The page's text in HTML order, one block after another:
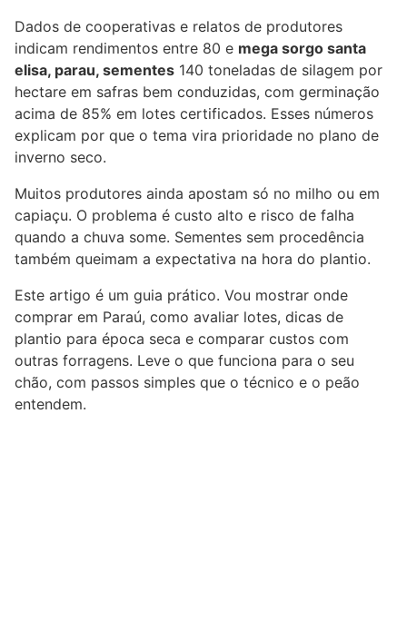
Dados de cooperativas e relatos de produtores
indicam rendimentos entre 80 e mega sorgo santa
elisa, parau, sementes 140 toneladas de silagem por
hectare em safras bem conduzidas, com germinação
acima de 85% em lotes certificados. Esses números
explicam por que o tema vira prioridade no plano de
inverno seco.
Muitos produtores ainda apostam só no milho ou em
capiaçu. O problema é custo alto e risco de falha
quando a chuva some. Sementes sem procedência
também queimam a expectativa na hora do plantio.
Este artigo é um guia prático. Vou mostrar onde
comprar em Paraú, como avaliar lotes, dicas de
plantio para época seca e comparar custos com
outras forragens. Leve o que funciona para o seu
chão, com passos simples que o técnico e o peão
entendem.